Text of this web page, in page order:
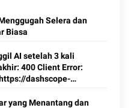
Selera dan
Biasa
AI setelah 3 kali
400 Client Error:
dashscope-
yang Menantang dan